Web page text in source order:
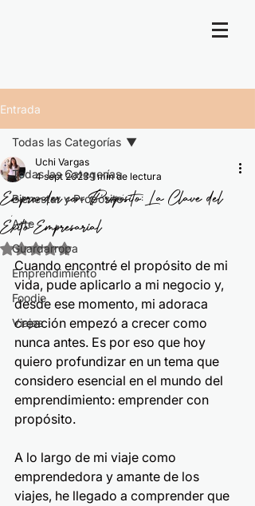
Entrada
Todas las Categorías
Bienestar y Propósito
Arte
Guardarropa
Emprendimiento
Foodie
Viajes
Todas las Categorías
Emprender con Propósito: La Clave del
Éxito Empresarial
Uchi Vargas
4 sept 2023 1 min de lectura
Obtuvo NaN de 5 estrellas.
Cuando encontré el propósito de mi
vida, pude aplicarlo a mi negocio y,
desde ese momento, mi adoraca
creación empezó a crecer como
nunca antes. Es por eso que hoy
quiero profundizar en un tema que
considero esencial en el mundo del
emprendimiento: emprender con
propósito.
A lo largo de mi viaje como
emprendedora y amante de los
viajes, he llegado a comprender que